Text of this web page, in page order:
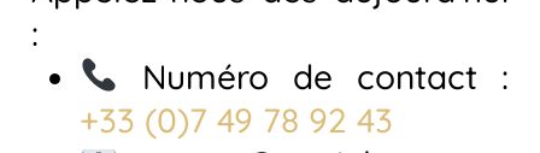
:
Numéro de contact :
+33 (0)7 49 78 92 43